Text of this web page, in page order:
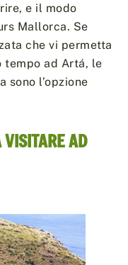
e il modo
Mallorca. Se
che vi permetta
tempo ad Artá, le
sono l’opzione
AD